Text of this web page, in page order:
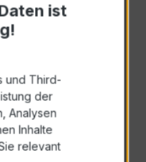
ist
und Third-
der
Analysen
Inhalte
relevant